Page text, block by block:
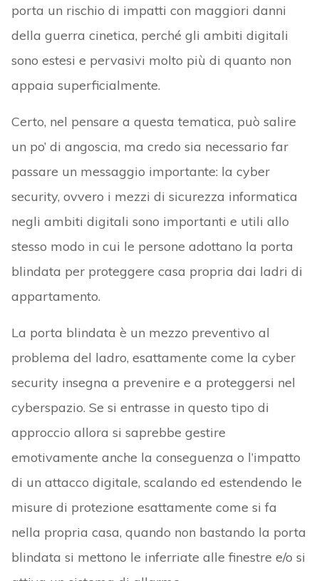
porta un rischio di impatti con maggiori danni
della guerra cinetica, perché gli ambiti digitali
sono estesi e pervasivi molto più di quanto non
appaia superficialmente.
Certo, nel pensare a questa tematica, può salire
un po’ di angoscia, ma credo sia necessario far
passare un messaggio importante: la cyber
security, ovvero i mezzi di sicurezza informatica
negli ambiti digitali sono importanti e utili allo
stesso modo in cui le persone adottano la porta
blindata per proteggere casa propria dai ladri di
appartamento.
La porta blindata è un mezzo preventivo al
problema del ladro, esattamente come la cyber
security insegna a prevenire e a proteggersi nel
cyberspazio. Se si entrasse in questo tipo di
approccio allora si saprebbe gestire
emotivamente anche la conseguenza o l’impatto
di un attacco digitale, scalando ed estendendo le
misure di protezione esattamente come si fa
nella propria casa, quando non bastando la porta
blindata si mettono le inferriate alle finestre e/o si